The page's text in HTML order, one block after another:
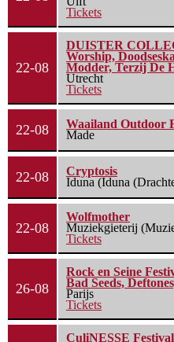
Tickets
22-08
DUISTER
Worship,
Modder, Terzij De
Utrecht
Tickets
22-08
Waailand Outdoor
Made
22-08
Cryptosis
Iduna (Iduna
22-08
Wolfmother
Muziekgieterij
Tickets
26-08
Rock en Seine
Bad Seeds,
Parijs
Tickets
CuliNESSE